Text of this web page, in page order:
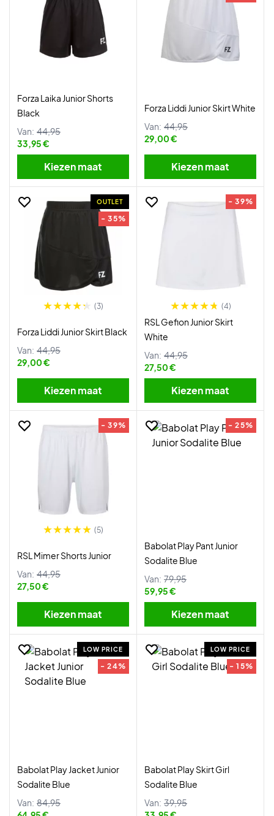
Forza Laika Junior Shorts
Black
Van: 44,95
33,95 €
Kiezen maat
Forza Liddi Junior Skirt White
Van: 44,95
29,00 €
Kiezen maat
OUTLET
- 35%
(3)
Forza Liddi Junior Skirt Black
Van: 44,95
29,00 €
Kiezen maat
- 39%
(4)
RSL Gefion Junior Skirt
White
Van: 44,95
27,50 €
Kiezen maat
- 39%
(5)
RSL Mimer Shorts Junior
Van: 44,95
27,50 €
Kiezen maat
- 25%
Babolat Play Pant Junior
Sodalite Blue
Van: 79,95
59,95 €
Kiezen maat
LOW PRICE
- 24%
Babolat Play Jacket Junior
Sodalite Blue
Van: 84,95
LOW PRICE
- 15%
Babolat Play Skirt Girl
Sodalite Blue
Van: 39,95